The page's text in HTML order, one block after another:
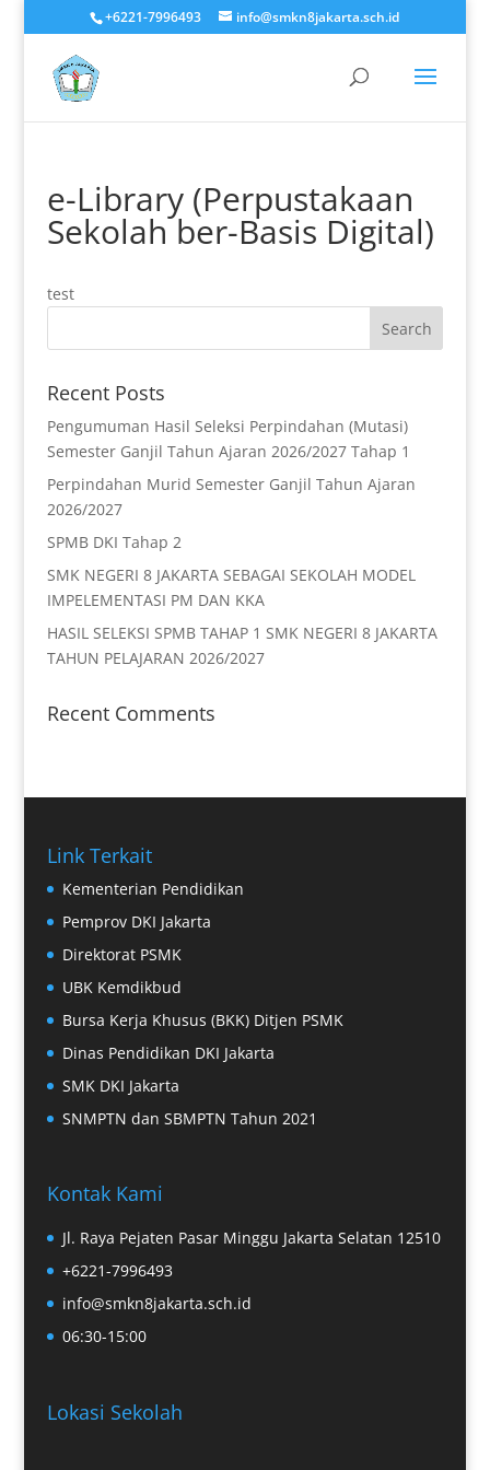
+6221-7996493 info@smkn8jakarta.sch.id
e-Library (Perpustakaan
Sekolah ber-Basis Digital)
test
Recent Posts
Pengumuman Hasil Seleksi Perpindahan (Mutasi)
Semester Ganjil Tahun Ajaran 2026/2027 Tahap 1
Perpindahan Murid Semester Ganjil Tahun Ajaran
2026/2027
SPMB DKI Tahap 2
SMK NEGERI 8 JAKARTA SEBAGAI SEKOLAH MODEL
IMPELEMENTASI PM DAN KKA
HASIL SELEKSI SPMB TAHAP 1 SMK NEGERI 8 JAKARTA
TAHUN PELAJARAN 2026/2027
Recent Comments
Link Terkait
Kementerian Pendidikan
Pemprov DKI Jakarta
Direktorat PSMK
UBK Kemdikbud
Bursa Kerja Khusus (BKK) Ditjen PSMK
Dinas Pendidikan DKI Jakarta
SMK DKI Jakarta
SNMPTN dan SBMPTN Tahun 2021
Kontak Kami
Jl. Raya Pejaten Pasar Minggu Jakarta Selatan 12510
+6221-7996493
info@smkn8jakarta.sch.id
06:30-15:00
Lokasi Sekolah